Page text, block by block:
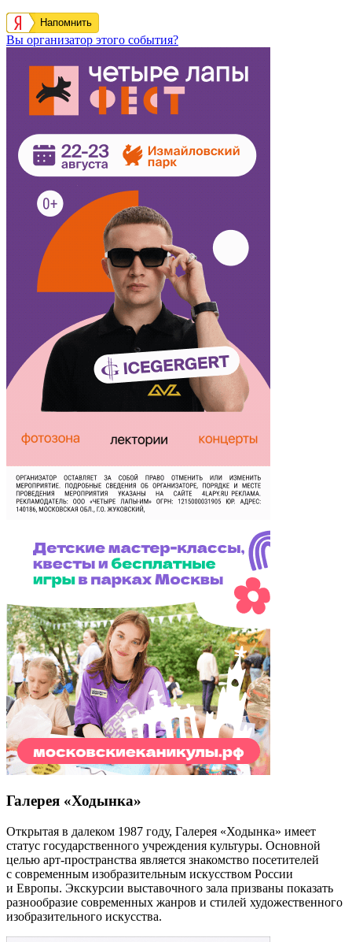
Напомнить
Вы организатор этого события?
Галерея «Ходынка»
Открытая в далеком 1987 году, Галерея «Ходынка» имеет
статус государственного учреждения культуры. Основной
целью арт-пространства является знакомство посетителей
с современным изобразительным искусством России
и Европы. Экскурсии выставочного зала призваны показать
разнообразие современных жанров и стилей художественного
изобразительного искусства.